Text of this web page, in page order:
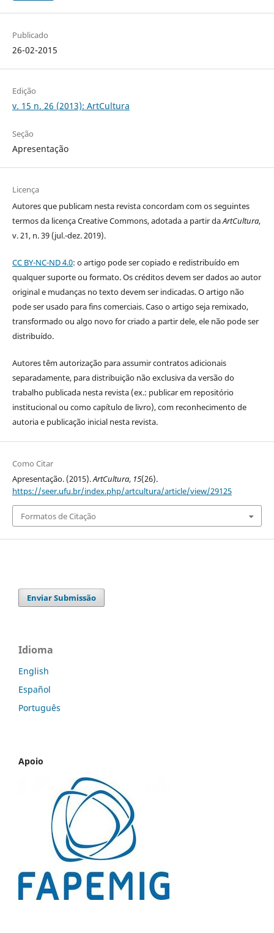
Publicado
26-02-2015
Edição
v. 15 n. 26 (2013): ArtCultura
Seção
Apresentação
Licença
Autores que publicam nesta revista concordam com os seguintes
termos da licença Creative Commons, adotada a partir daArtCultura,
v. 21, n. 39 (jul.-dez. 2019).
CC BY-NC-ND 4.0: o artigo pode ser copiado e redistribuído em
qualquer suporte ou formato. Os créditos devem ser dados ao autor
original e mudanças no texto devem ser indicadas. O artigo não
pode ser usado para fins comerciais. Caso o artigo seja remixado,
transformado ou algo novo for criado a partir dele, ele não pode ser
distribuído.
Autores têm autorização para assumir contratos adicionais
separadamente, para distribuição não exclusiva da versão do
trabalho publicada nesta revista (ex.: publicar em repositório
institucional ou como capítulo de livro), com reconhecimento de
autoria e publicação inicial nesta revista.
Como Citar
Apresentação. (2015).ArtCultura, 15(26).
https://seer.ufu.br/index.php/artcultura/article/view/29125
Formatos de Citação
Enviar Submissão
Idioma
English
Español
Português
Apoio